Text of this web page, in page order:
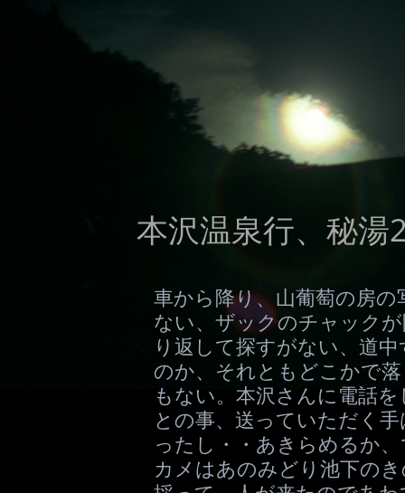
本沢温泉行、秘
車から降り、山葡萄の房
ない、ザックのチャック
り返して探すがない、道
のか、それともどこかで
もない。本沢さんに電話
との事、送っていただく
ったし・・あきらめるか
カメはあのみどり池下の